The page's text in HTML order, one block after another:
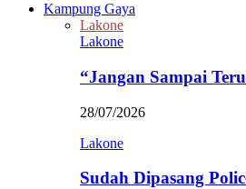
Kampung Gaya
Lakone
Lakone
“Jangan Sampai
28/07/2026
Lakone
Sudah Dipasang